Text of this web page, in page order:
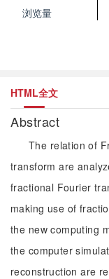
浏览量
HTML全文
Abstract
The relation of
transform are
fractional Fourier
making use of
the new computing
the computer
reconstruction are